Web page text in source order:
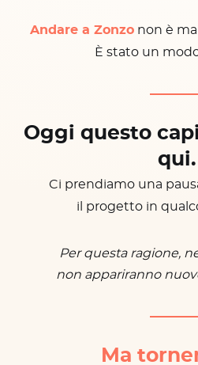
Andare a Zonzonon è
È stato un
Oggi questo
qui.
Ci prendiamo una
il progetto in
Per questa ragione,
non appariranno
Ma